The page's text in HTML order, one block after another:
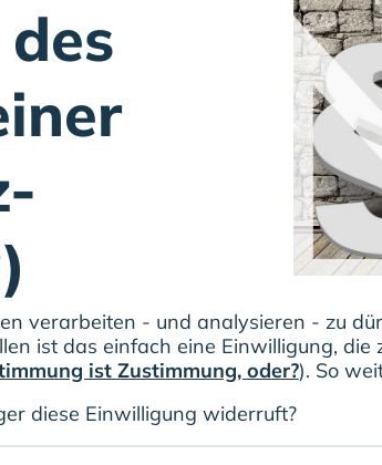
verarbeiten - und analysieren - zu
ist das einfach eine Einwilligung,
ist Zustimmung, oder?). So
diese Einwilligung widerruft?